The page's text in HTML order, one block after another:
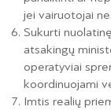
jei vairuotojai
Sukurti
atsakingų
operatyviai
koordinuojami
Imtis realių